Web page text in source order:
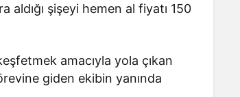
aldığı şişeyi hemen al fiyatı 150
amacıyla yola çıkan
giden ekibin yanında